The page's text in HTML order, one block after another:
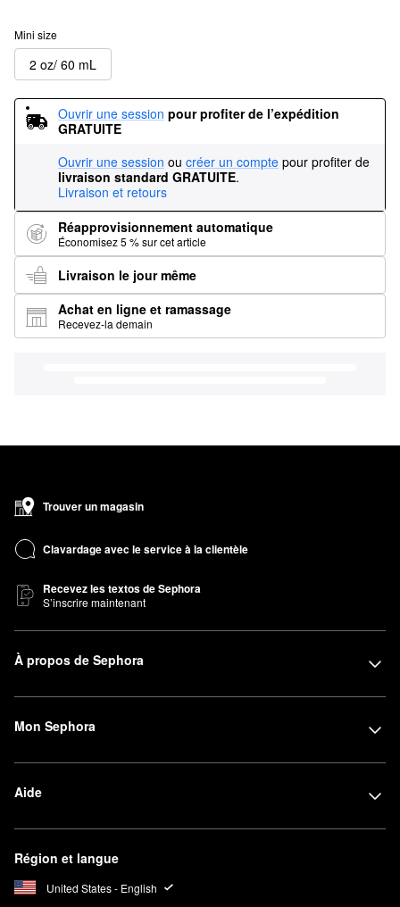
Mini size
2 oz/ 60 mL
Ouvrir une session pour profiter de l’expédition
GRATUITE
Ouvrir une session ou créer un compte pour profiter de
livraison standard GRATUITE.
Livraison et retours
Réapprovisionnement automatique
Économisez 5 % sur cet article
Livraison le jour même
Achat en ligne et ramassage
Recevez-la demain
Trouver un magasin
Clavardage avec le service à la clientèle
Recevez les textos de Sephora
S’inscrire maintenant
À propos de Sephora
Mon Sephora
Aide
Région et langue
United States - English